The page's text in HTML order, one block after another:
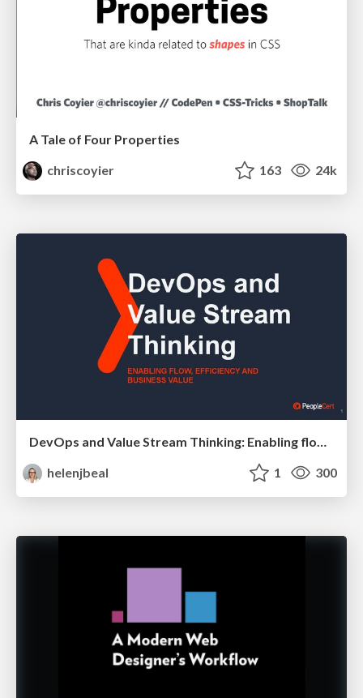
A Tale of Four Properties
chriscoyier
163 24k
DevOps and Value Stream Thinking: Enabling flow, efficiency and business value
helenjbeal
1 300